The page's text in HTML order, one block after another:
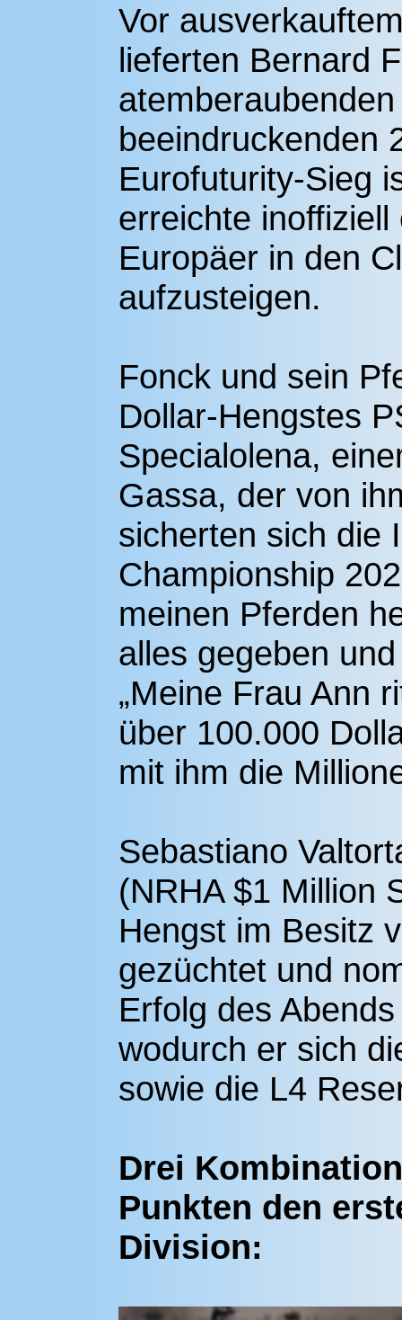
Vor
lieferten Bernard
beeindruckenden
Eurofuturity-Sieg
erreichte
Europäer in den
aufzusteigen.
Fonck und sein
Dollar-Hengstes
Specialolena,
Gassa, der von
sicherten sich die
Championship
meinen Pferden
alles gegeben
„Meine Frau Ann
über 100.000
mit ihm die
Sebastiano
(NRHA $1 Million
Hengst im Besitz
gezüchtet und
Erfolg des
wodurch er sich
sowie die L4
Drei
Punkten den
Division: